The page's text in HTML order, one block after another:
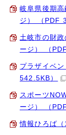
岐阜県後期
ジ） （PDF
土岐市の財
ージ） （
プラザイベ
542.5KB）
スポーツ
ージ） （
情報ひろば